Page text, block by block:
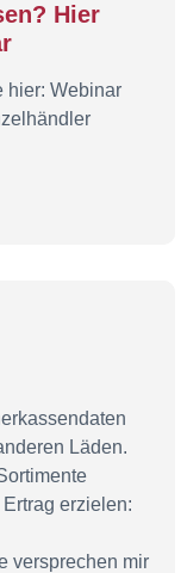
Hier
hier: Webinar
Läden.
erzielen:
versprechen mir